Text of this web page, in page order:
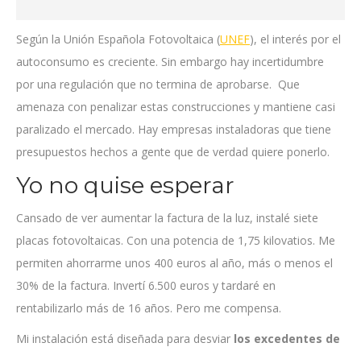
Según la Unión Española Fotovoltaica (UNEF), el interés por el
autoconsumo es creciente. Sin embargo hay incertidumbre
por una regulación que no termina de aprobarse. Que
amenaza con penalizar estas construcciones y mantiene casi
paralizado el mercado. Hay empresas instaladoras que tiene
presupuestos hechos a gente que de verdad quiere ponerlo.
Yo no quise esperar
Cansado de ver aumentar la factura de la luz, instalé siete
placas fotovoltaicas. Con una potencia de 1,75 kilovatios. Me
permiten ahorrarme unos 400 euros al año, más o menos el
30% de la factura. Invertí 6.500 euros y tardaré en
rentabilizarlo más de 16 años. Pero me compensa.
Mi instalación está diseñada para desviar los excedentes de